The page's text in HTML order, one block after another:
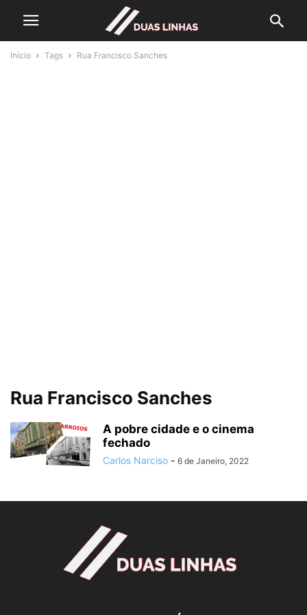
Início Tags Rua Francisco Sanches
Rua Francisco Sanches
A pobre cidade e o cinema
fechado
Carlos Narciso - 6 de Janeiro, 2022